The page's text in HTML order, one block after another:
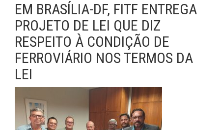
EM BRASÍLIA-DF, FITF ENTREGA
PROJETO DE LEI QUE DIZ
RESPEITO À CONDIÇÃO DE
FERROVIÁRIO NOS TERMOS DA
LEI